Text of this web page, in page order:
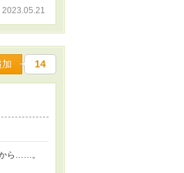
2023.05.21
14
ら……。